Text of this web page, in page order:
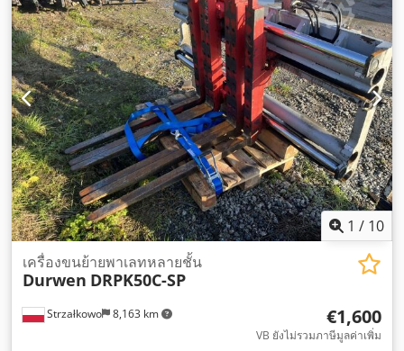
1 / 10
Strzałkowo 8,163 km
เครื่องขนย้ายพาเลทหลายชั้น
Durwen DRPK50C-SP
€1,600
VB ยังไม่รวมภาษีมูลค่าเพิ่ม